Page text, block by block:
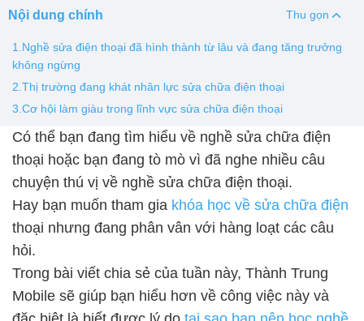
Thay pin
Thay vỏ
Vỏ Huawei Vỏ Vivo
Nội dung chính Thu gọn
1.Nghề sửa điện thoại đã hình thành từ lâu và đang tăng trưởng
không ngừng
2.Thị trường đang khát nhân lực sửa chữa điện thoại
3.Cơ hội làm giàu trong lĩnh vực sửa chữa điện thoại
Có thể bạn đang tìm hiểu về nghề sửa chữa điện
thoại hoặc bạn đang tò mò vì đã nghe nhiều câu
chuyện thú vị về nghề sửa chữa điện thoại.
Hay bạn muốn tham gia khóa học về sửa chữa điện
thoại nhưng đang phân vân với hàng loạt các câu
hỏi.
Trong bài viết chia sẻ của tuần này, Thành Trung
Mobile sẽ giúp bạn hiểu hơn về công việc này và